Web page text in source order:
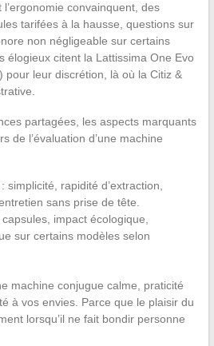
convainquent, des
tarifées à la hausse, questions sur
non négligeable sur certains
élogieux citent la Lattissima One Evo
pour leur discrétion, là où la Citiz &
partagées, les aspects marquants
de l’évaluation d’une machine
: simplicité, rapidité d’extraction,
sans prise de tête.
impact écologique,
sur certains modèles selon
machine conjugue calme, praticité
à vos envies. Parce que le plaisir du
lorsqu’il ne fait bondir personne